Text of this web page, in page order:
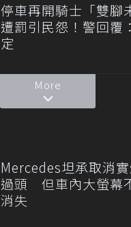
停車再開騎士「雙腳
遭罰引民怨！警回覆
定
More
Mercedes坦承取消
過頭 但車內大螢幕
消失